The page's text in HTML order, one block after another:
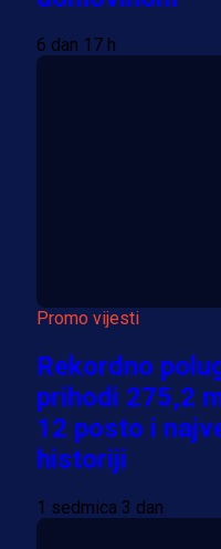
6 dan 17 h
Promo vijesti
Rekordno
prihodi 275,2
12 posto i
historiji
1 sedmica 3 dan